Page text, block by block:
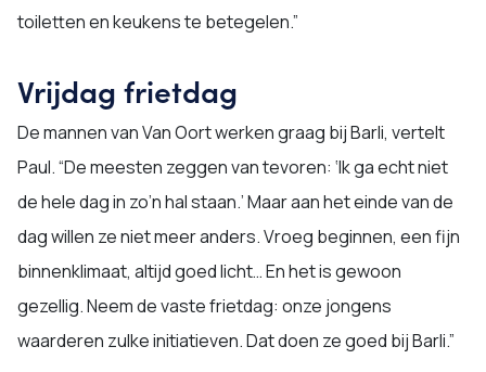
toiletten en keukens te betegelen.”
Vrijdag frietdag
De mannen van Van Oort werken graag bij Barli, vertelt
Paul. “De meesten zeggen van tevoren: ‘Ik ga echt niet
de hele dag in zo’n hal staan.’ Maar aan het einde van de
dag willen ze niet meer anders. Vroeg beginnen, een fijn
binnenklimaat, altijd goed licht… En het is gewoon
gezellig. Neem de vaste frietdag: onze jongens
waarderen zulke initiatieven. Dat doen ze goed bij Barli.”